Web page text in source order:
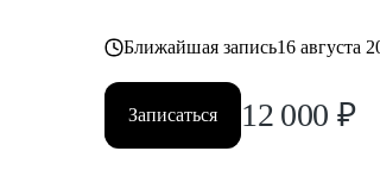
Ближайшая запись16 августа
Записаться 12 000 ₽